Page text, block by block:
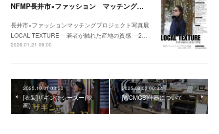
NFMP長井市×ファッション マッチングプロジェクト写真展
長井市×ファッションマッチングプロジェクト写真展
LOCAL TEXTURE― 若者が触れた産地の質感 ―2…
2026.01.21 06:00
2025.10.01 03:00
[衣装]ザギンでシースー(映
画)
2025.08.03 00:32
[WCMCS]什器について